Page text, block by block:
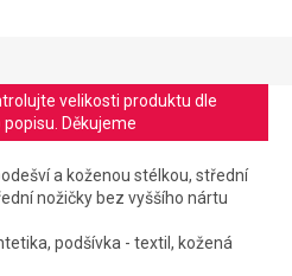
velikosti produktu dle
Děkujeme
a koženou stélkou, střední
nožičky bez vyššího nártu
podšívka - textil, kožená